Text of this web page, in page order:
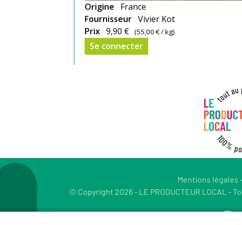
Origine
France
Fournisseur Vivier Kot
Prix 9,90 € (55,00 €/ kg)
Se connecter
Mentions légales
© Copyright 2026 - LE PRODUCTEUR LOCAL -